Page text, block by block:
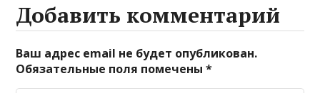
Добавить комментарий
Ваш адрес email не будет опубликован.
Обязательные поля помечены*